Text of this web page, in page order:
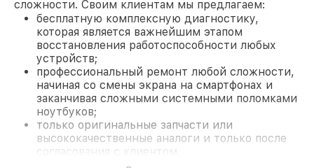
сложности. Своим клиентам мы предлагаем:
бесплатную комплексную диагностику,
которая является важнейшим этапом
восстановления работоспособности любых
устройств;
профессиональный ремонт любой сложности,
начиная со смены экрана на смартфонах и
заканчивая сложными системными поломками
ноутбуков;
только оригинальные запчасти или
высококачественные аналоги и только после
согласования с клиентом.
На все работы и замененные комплектующие